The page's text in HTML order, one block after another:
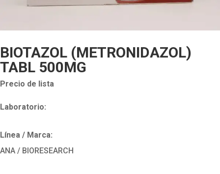
BIOTAZOL (METRONIDAZOL)
TABL 500MG
Precio de lista
Laboratorio:
Línea / Marca:
ANA / BIORESEARCH